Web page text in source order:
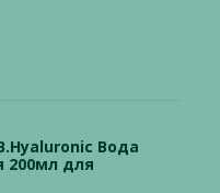
Вода
200мл для